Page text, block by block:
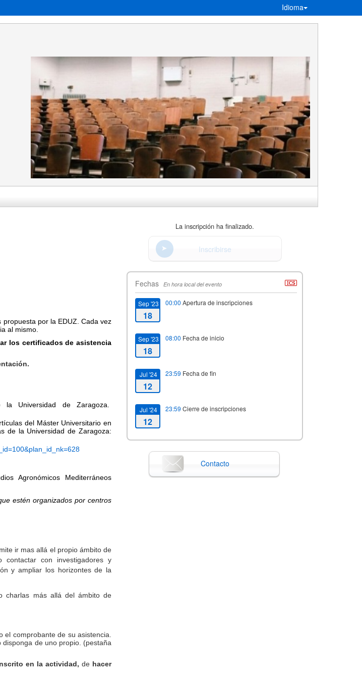
Idioma
por la EDUZ. Cada vez
al mismo.
los certificados de asistencia
Universidad de Zaragoza.
del Máster Universitario en
de la Universidad de Zaragoza:
Agronómicos Mediterráneos
estén organizados por centros
ir mas allá el propio ámbito de
con investigadores y
y ampliar los horizontes de la
charlas más allá del ámbito de
comprobante de su asistencia.
de uno propio. (pestaña
en la actividad, de hacer
La inscripción ha finalizado.
Inscribirse
Fechas En hora local del evento
Sep '23
18
00:00 Apertura de inscripciones
Sep '23
18
08:00 Fecha de inicio
Jul '24
12
23:59 Fecha de fin
Jul '24
12
23:59 Cierre de inscripciones
Contacto